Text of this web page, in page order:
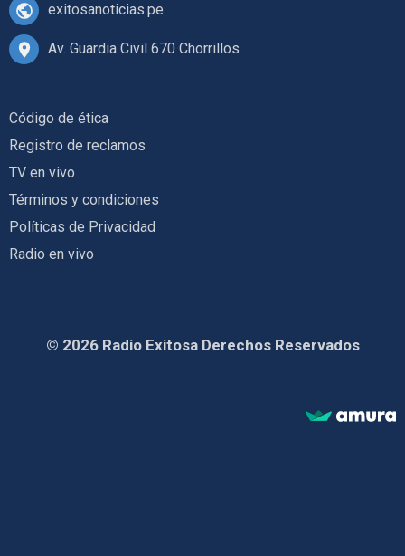
exitosanoticias.pe
Av. Guardia Civil 670 Chorrillos
Código de ética
Registro de reclamos
TV en vivo
Términos y condiciones
Políticas de Privacidad
Radio en vivo
© 2026 Radio Exitosa Derechos Reservados